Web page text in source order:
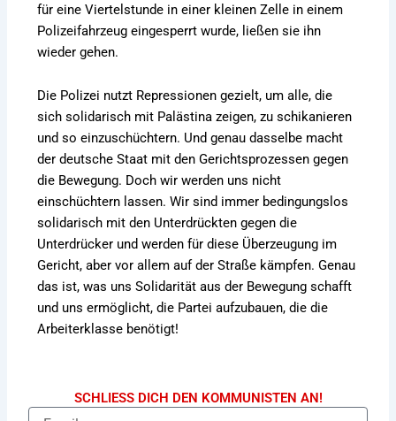
für eine Viertelstunde in einer kleinen Zelle in einem
Polizeifahrzeug eingesperrt wurde, ließen sie ihn
wieder gehen.
Die Polizei nutzt Repressionen gezielt, um alle, die
sich solidarisch mit Palästina zeigen, zu schikanieren
und so einzuschüchtern. Und genau dasselbe macht
der deutsche Staat mit den Gerichtsprozessen gegen
die Bewegung. Doch wir werden uns nicht
einschüchtern lassen. Wir sind immer bedingungslos
solidarisch mit den Unterdrückten gegen die
Unterdrücker und werden für diese Überzeugung im
Gericht, aber vor allem auf der Straße kämpfen. Genau
das ist, was uns Solidarität aus der Bewegung schafft
und uns ermöglicht, die Partei aufzubauen, die die
Arbeiterklasse benötigt!
SCHLIESS DICH DEN KOMMUNISTEN AN!